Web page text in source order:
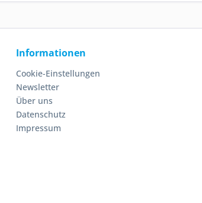
Informationen
Cookie-Einstellungen
Newsletter
Über uns
Datenschutz
Impressum